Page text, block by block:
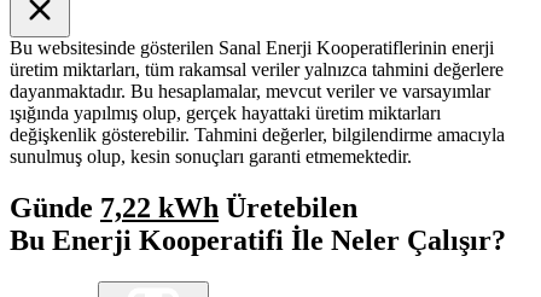
Bu websitesinde gösterilen Sanal Enerji Kooperatiflerinin enerji
üretim miktarları, tüm rakamsal veriler yalnızca tahmini değerlere
dayanmaktadır. Bu hesaplamalar, mevcut veriler ve varsayımlar
ışığında yapılmış olup, gerçek hayattaki üretim miktarları
değişkenlik gösterebilir. Tahmini değerler, bilgilendirme amacıyla
sunulmuş olup, kesin sonuçları garanti etmemektedir.
Günde 7,22 kWh Üretebilen
Bu Enerji Kooperatifi İle Neler Çalışır?